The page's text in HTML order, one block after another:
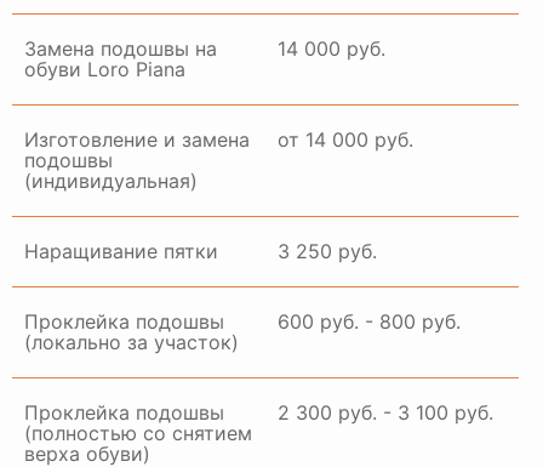
Замена подошвы на
обуви Loro Piana
14 000 руб.
Изготовление и замена
подошвы
(индивидуальная)
от 14 000 руб.
Наращивание пятки 3 250 руб.
Проклейка подошвы
(локально за участок)
600 руб. - 800 руб.
Проклейка подошвы
(полностью со снятием
верха обуви)
2 300 руб. - 3 100 руб.